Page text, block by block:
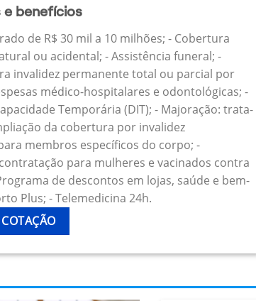
benefícios
de R$ 30 mil a 10 milhões; - Cobertura
ou acidental; - Assistência funeral; -
invalidez permanente total ou parcial por
médico-hospitalares e odontológicas; -
Temporária (DIT); - Majoração: trata-
da cobertura por invalidez
membros específicos do corpo; -
para mulheres e vacinados contra
de descontos em lojas, saúde e bem-
Plus; - Telemedicina 24h.